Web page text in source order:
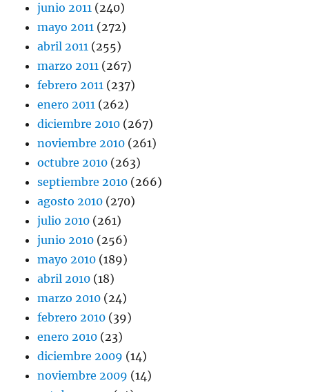
junio 2011 (240)
mayo 2011 (272)
abril 2011 (255)
marzo 2011 (267)
febrero 2011 (237)
enero 2011 (262)
diciembre 2010 (267)
noviembre 2010 (261)
octubre 2010 (263)
septiembre 2010 (266)
agosto 2010 (270)
julio 2010 (261)
junio 2010 (256)
mayo 2010 (189)
abril 2010 (18)
marzo 2010 (24)
febrero 2010 (39)
enero 2010 (23)
diciembre 2009 (14)
noviembre 2009 (14)